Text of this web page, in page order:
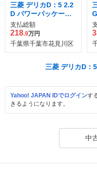
三菱 デリカD：5 2.2
D パワーパッケージ
ディーゼルターボ 4
WD
支払総額
218.9万円
千葉県千葉市花見川区
三菱 デリカD：
Yahoo! JAPAN IDでログインす
きるようになります。
中